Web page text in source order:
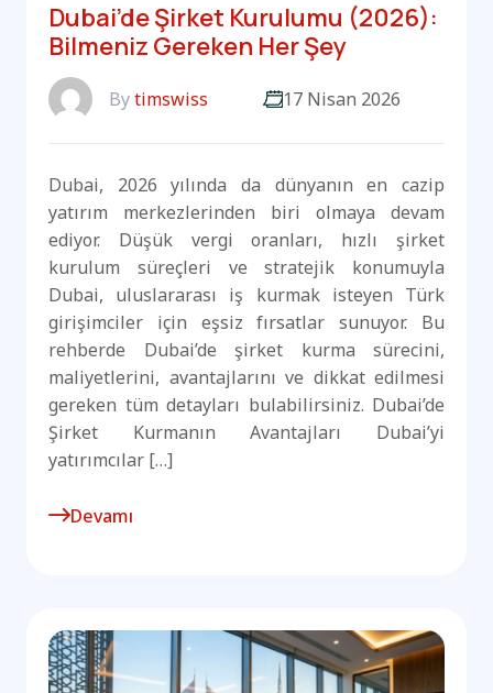
Dubai’de Şirket Kurulumu (2026):
Bilmeniz Gereken Her Şey
Bytimswiss 17 Nisan 2026
Dubai, 2026 yılında da dünyanın en cazip
yatırım merkezlerinden biri olmaya devam
ediyor. Düşük vergi oranları, hızlı şirket
kurulum süreçleri ve stratejik konumuyla
Dubai, uluslararası iş kurmak isteyen Türk
girişimciler için eşsiz fırsatlar sunuyor. Bu
rehberde Dubai’de şirket kurma sürecini,
maliyetlerini, avantajlarını ve dikkat edilmesi
gereken tüm detayları bulabilirsiniz. Dubai’de
Şirket Kurmanın Avantajları Dubai’yi
yatırımcılar […]
Devamı